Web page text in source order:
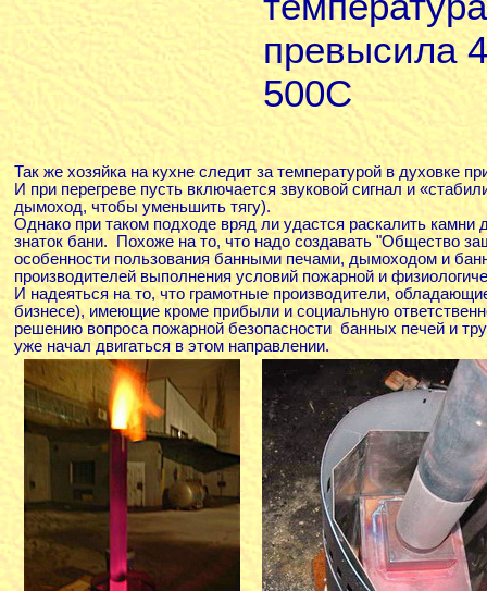
превысила
500С
Так же хозяйка на кухне следит за температурой в духовке
И при перегреве пусть включается звуковой сигнал и
дымоход, чтобы уменьшить тягу).
Однако при таком подходе вряд ли удастся раскалить
знаток бани. Похоже на то, что надо создавать "Общество
особенности пользования банными печами, дымоходом и
производителей выполнения условий пожарной и
И надеяться на то, что грамотные производители,
бизнесе), имеющие кроме прибыли и социальную
решению вопроса пожарной безопасности банных печей и
уже начал двигаться в этом направлении.